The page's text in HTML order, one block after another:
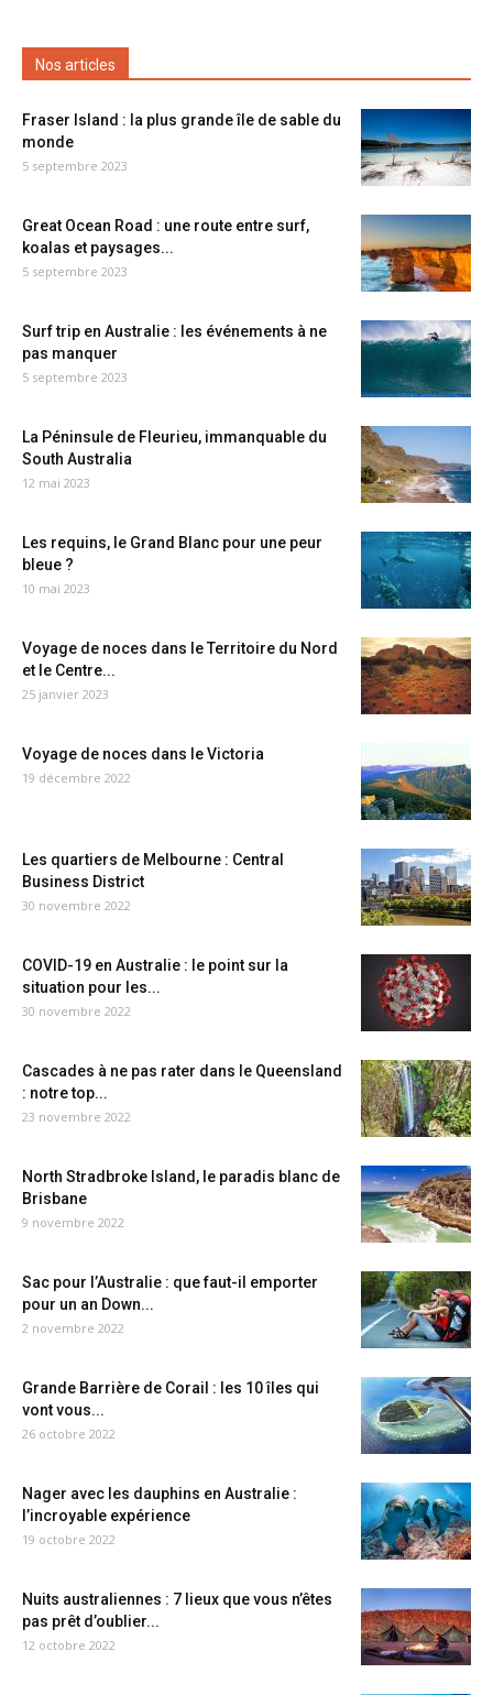
Nos articles
Fraser Island : la plus grande île de sable du
monde
5 septembre 2023
Great Ocean Road : une route entre surf,
koalas et paysages...
5 septembre 2023
Surf trip en Australie : les événements à ne
pas manquer
5 septembre 2023
La Péninsule de Fleurieu, immanquable du
South Australia
12 mai 2023
Les requins, le Grand Blanc pour une peur
bleue ?
10 mai 2023
Voyage de noces dans le Territoire du Nord
et le Centre...
25 janvier 2023
Voyage de noces dans le Victoria
19 décembre 2022
Les quartiers de Melbourne : Central
Business District
30 novembre 2022
COVID-19 en Australie : le point sur la
situation pour les...
30 novembre 2022
Cascades à ne pas rater dans le Queensland
: notre top...
23 novembre 2022
North Stradbroke Island, le paradis blanc de
Brisbane
9 novembre 2022
Sac pour l’Australie : que faut-il emporter
pour un an Down...
2 novembre 2022
Grande Barrière de Corail : les 10 îles qui
vont vous...
26 octobre 2022
Nager avec les dauphins en Australie :
l’incroyable expérience
19 octobre 2022
Nuits australiennes : 7 lieux que vous n’êtes
pas prêt d’oublier...
12 octobre 2022